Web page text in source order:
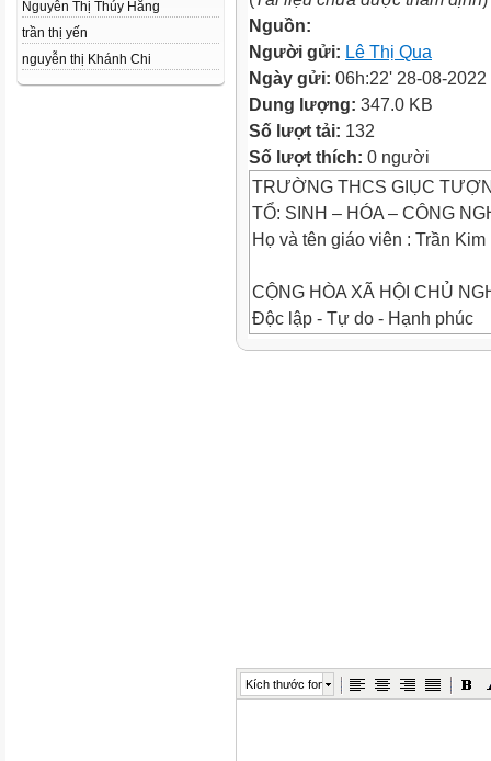
Nguyễn Thị Thúy Hằng
trần thị yến
nguyễn thị Khánh Chi
Nguồn:
Người gửi: Lê Thị Qua
Ngày gửi: 06h:22' 28-08-2022
Dung lượng: 347.0 KB
Số lượt tải: 132
Số lượt thích: 0 người
TRƯỜNG THCS GIỤC
TỔ: SINH – HÓA – CÔNG
Họ và tên giáo viên : Trần Kim
CỘNG HÒA XÃ HỘI CHỦ
Độc lập - Tự do - Hạnh phúc
Kích thước font